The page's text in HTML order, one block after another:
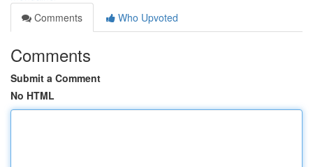
Comments
Who Upvoted
Comments
Submit a Comment
No HTML